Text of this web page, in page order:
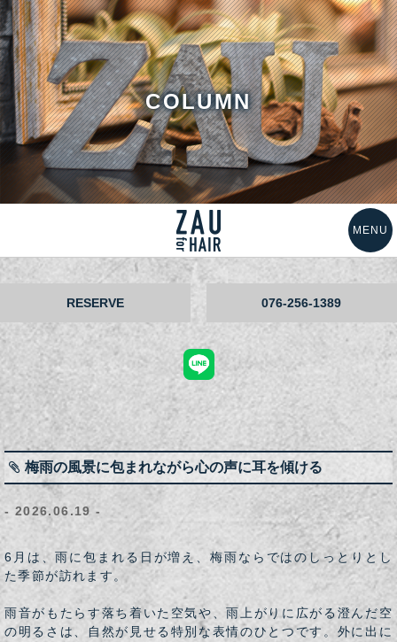
COLUMN
MENU
TOP
MENU
STYLE
ITEM
SHOP
RESERVE 076-256-1389
梅雨の風景に包まれながら心の声に耳を傾ける
- 2026.06.19 -
6月は、雨に包まれる日が増え、梅雨ならではのしっとりとし
た季節が訪れます。
雨音がもたらす落ち着いた空気や、雨上がりに広がる澄んだ空
の明るさは、自然が見せる特別な表情のひとつです。外に出に